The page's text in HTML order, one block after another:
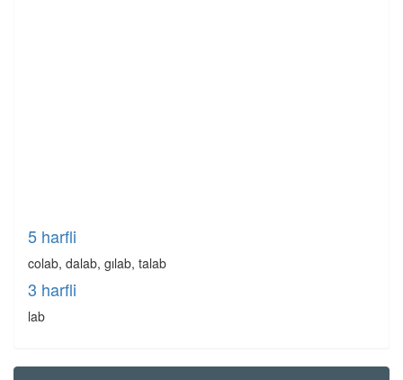
5 harfli
colab, dalab, gılab, talab
3 harfli
lab